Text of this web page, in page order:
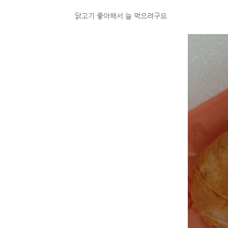
닭고기 좋아해서 늘 먹으려구요